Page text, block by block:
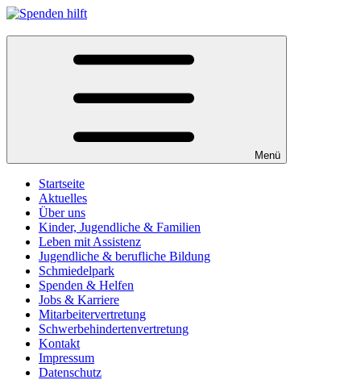
Menü
Startseite
Aktuelles
Über uns
Kinder, Jugendliche & Familien
Leben mit Assistenz
Jugendliche & berufliche Bildung
Schmiedelpark
Spenden & Helfen
Jobs & Karriere
Mitarbeitervertretung
Schwerbehindertenvertretung
Kontakt
Impressum
Datenschutz